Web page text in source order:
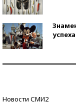
Новости СМИ2